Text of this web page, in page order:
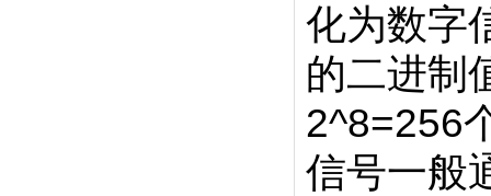
化为数字
的二进制
2^8=256
信号一般